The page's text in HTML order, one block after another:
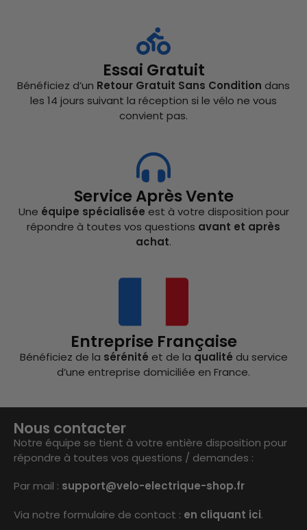
Essai Gratuit
Bénéficiez d’un Retour Gratuit Sans Condition dans
les 14 jours suivant la réception si le vélo ne vous
convient pas.
Service Après Vente
Une équipe spécialisée est à votre disposition pour
répondre à toutes vos questions avant et après
achat.
Entreprise Française
Bénéficiez de la sérénité et de la qualité du service
d’une entreprise domiciliée en France.
Nous contacter
Notre équipe se tient à votre entière disposition pour
répondre à toutes vos questions / demandes :
Par mail : support@velo-electrique-shop.fr
Via notre formulaire de contact : en cliquant ici.